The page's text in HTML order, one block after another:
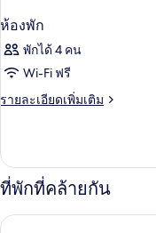
ห้องพัก
พักได้ 4 คน
Wi-Fi ฟรี
รายละเอียดเพิ่มเติม
ราย
เกี่ยว
กับ
ห้อง
พัก
ที่พักที่คล้ายกัน
The Palm at Playa